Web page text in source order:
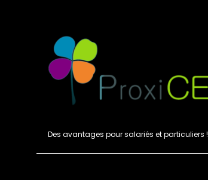
Des avantages pour salariés et particuliers !